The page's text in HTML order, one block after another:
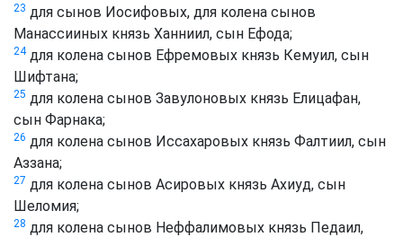
23 для сынов Иосифовых, для колена сынов
Манассииных князь Ханниил, сын Ефода;
24для колена сынов Ефремовых князь Кемуил, сын
Шифтана;
25 для колена сынов Завулоновых князь Елицафан,
сын Фарнака;
26 для колена сынов Иссахаровых князь Фалтиил, сын
Аззана;
27 для колена сынов Асировых князь Ахиуд, сын
Шеломия;
28 для колена сынов Неффалимовых князь Педаил,